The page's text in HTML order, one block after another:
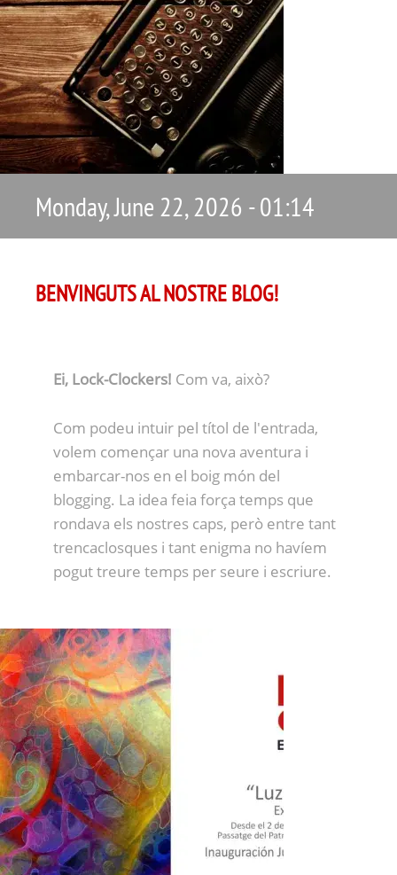
Monday, June 22, 2026 - 01:14
BENVINGUTS AL NOSTRE BLOG!
Ei, Lock-Clockers! Com va, això?
Com podeu intuir pel títol de l'entrada,
volem començar una nova aventura i
embarcar-nos en el boig món del
blogging. La idea feia força temps que
rondava els nostres caps, però entre tant
trencaclosques i tant enigma no havíem
pogut treure temps per seure i escriure.